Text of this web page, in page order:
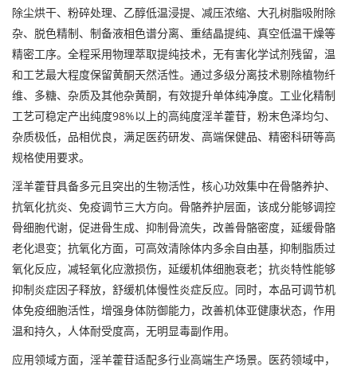
除尘烘干、粉碎处理、乙醇低温浸提、减压浓缩、大孔树脂吸附除
杂、脱色精制、制备液相色谱分离、重结晶提纯、真空低温干燥等
精密工序。全程采用物理萃取提纯技术，无有害化学试剂残留，温
和工艺最大程度保留黄酮天然活性。通过多级分离技术剔除植物纤
维、多糖、杂质及其他杂黄酮，有效提升单体纯净度。工业化精制
工艺可稳定产出纯度98%以上的高纯度淫羊藿苷，粉末色泽均匀、
杂质极低，品相优良，满足医药研发、高端保健品、精密科研等高
规格使用要求。
淫羊藿苷具备多元且突出的生物活性，核心功效集中在骨骼养护、
抗氧化抗炎、免疫调节三大方向。骨骼养护层面，该成分能够调控
骨细胞代谢，促进骨生成、抑制骨流失，改善骨骼密度，延缓骨骼
老化退变；抗氧化方面，可高效清除体内多余自由基，抑制脂质过
氧化反应，减轻氧化应激损伤，延缓机体细胞衰老；抗炎特性能够
抑制炎症因子释放，舒缓机体慢性炎症反应。同时，本品可调节机
体免疫细胞活性，增强身体防御能力，改善机体亚健康状态，作用
温和持久，人体耐受度高，无明显毒副作用。
应用领域方面，淫羊藿苷适配多行业高端生产场景。医药领域中，